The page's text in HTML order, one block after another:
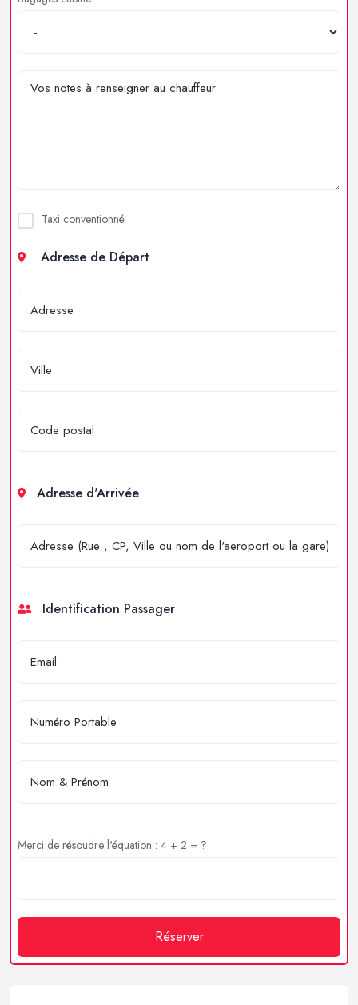
Taxi conventionné
Adresse de Départ
Adresse d'Arrivée
Identification Passager
Merci de résoudre l'équation : 4 + 2 = ?
Réserver